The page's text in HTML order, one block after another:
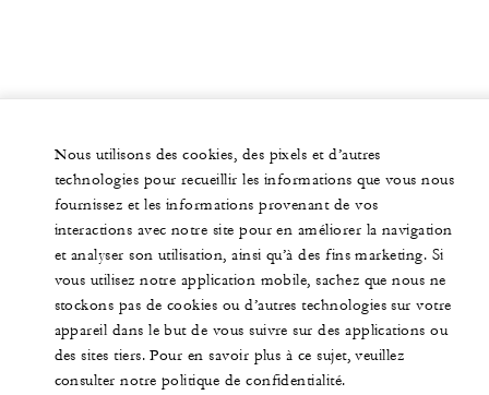
Nous utilisons des cookies, des pixels et d’autres
technologies pour recueillir les informations que vous nous
fournissez et les informations provenant de vos
interactions avec notre site pour en améliorer la navigation
et analyser son utilisation, ainsi qu’à des fins marketing. Si
vous utilisez notre application mobile, sachez que nous ne
stockons pas de cookies ou d’autres technologies sur votre
appareil dans le but de vous suivre sur des applications ou
des sites tiers. Pour en savoir plus à ce sujet, veuillez
consulter notre politique de confidentialité.